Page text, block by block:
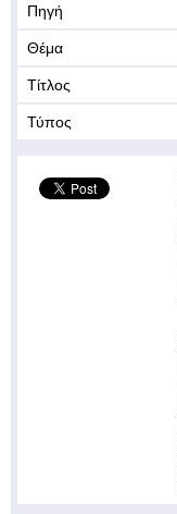
Πηγή
Θέμα
Τίτλος
Τύπος